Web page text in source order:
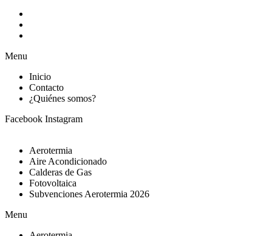
Menu
Inicio
Contacto
¿Quiénes somos?
Facebook Instagram
Aerotermia
Aire Acondicionado
Calderas de Gas
Fotovoltaica
Subvenciones Aerotermia 2026
Menu